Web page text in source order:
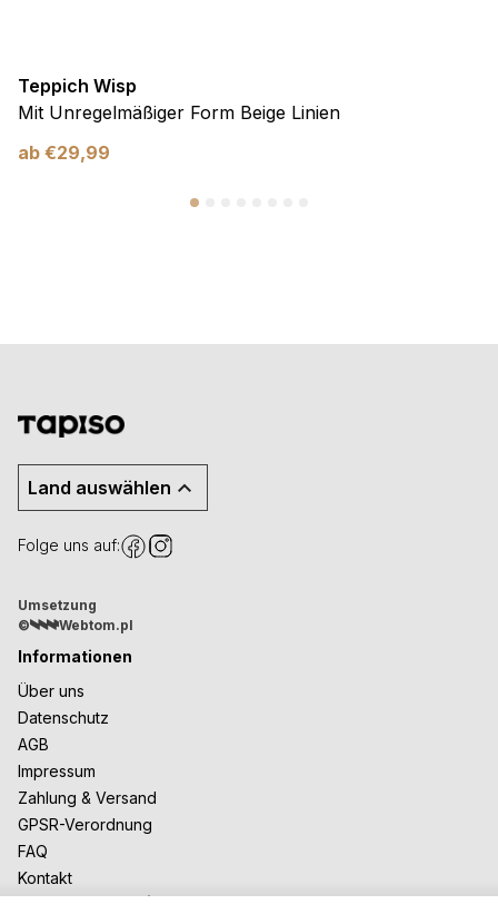
Teppich Wisp
Mit Unregelmäßiger Form Beige Linien
ab €29,99
Land auswählen
Folge uns auf:
Umsetzung
©
Webtom.pl
Informationen
Über uns
Datenschutz
AGB
Impressum
Zahlung & Versand
GPSR-Verordnung
FAQ
Kontakt
Zusammenarbeit